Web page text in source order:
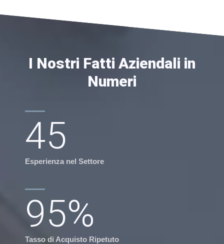
I Nostri Fatti Aziendali in
Numeri
45
Esperienza nel Settore
95%
Tasso di Acquisto Ripetuto